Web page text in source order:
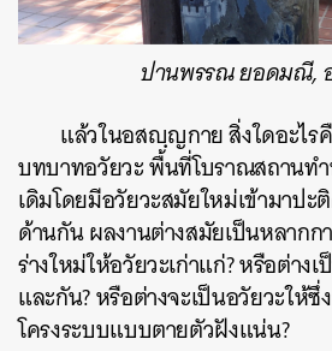
ปานพรรณ ยอดมณี,
แล้วในอสญฺญกาย สิ่งใดอะไร
บทบาทอวัยวะ พื้นที่โบราณสถานทำ
เดิมโดยมีอวัยวะสมัยใหม่เข้ามาป
ด้านกัน ผลงานต่างสมัยเป็นหลากก
ร่างใหม่ให้อวัยวะเก่าแก่? หรือต่าง
และกัน? หรือต่างจะเป็นอวัยวะให้
โครงระบบแบบตายตัวฝังแน่น?